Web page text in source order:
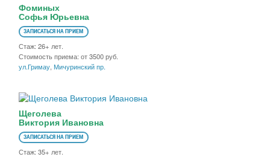
Фоминых
Софья Юрьевна
ЗАПИСАТЬСЯ НА ПРИЕМ
Стаж: 26+ лет.
Стоимость приема: от 3500 руб.
ул.Гримау, Мичуринский пр.
Щеголева
Виктория Ивановна
ЗАПИСАТЬСЯ НА ПРИЕМ
Стаж: 35+ лет.